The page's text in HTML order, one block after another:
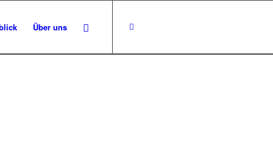
Über uns